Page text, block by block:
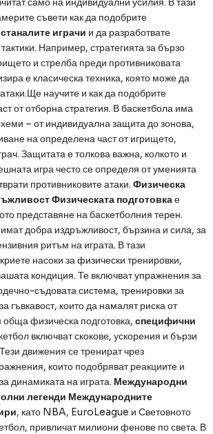
съвети как да подобрите
играчи и да разработвате
Например, стратегията за бързо
и стрелба преди противниковата
е класическа техника, която може да
научите и как да подобрите
от отборна стратегия. В баскетбола има
– от индивидуална защита до зонова,
на определена част от игрището,
Защитата е толкова важна, колкото и
игра често се определя от уменията
противниковите атаки. Физическа
Физическата подготовкае
представяне на баскетболния терен.
добра издръжливост, бързина и сила, за
ритъм на играта. В тази
насоки за физически тренировки,
кондиция. Те включват упражнения за
съдовата система, тренировки за
гъвкавост, които да намалят риска от
физическа подготовка, специфични
включват скокове, ускорения и бързи
движения се тренират чрез
които подобряват реакциите и
динамиката на играта. Международни
легенди Международните
, като NBA, EuroLeague и Световното
привличат милиони фенове по света. В